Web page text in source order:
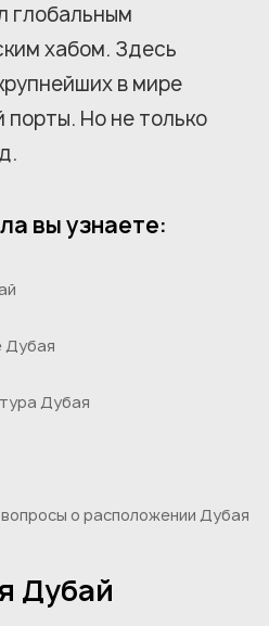
глобальным
хабом. Здесь
в мире
Но не только
вы узнаете:
Дубая
Дубая
о расположении Дубая
Дубай